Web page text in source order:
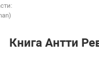
Книга Антти